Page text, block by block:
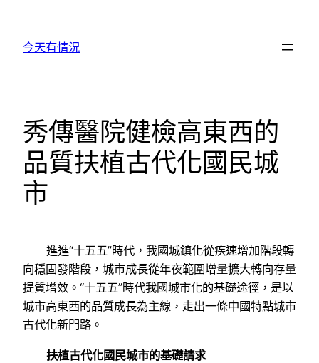
今天有情況
秀傳醫院健檢高東西的
品質扶植古代化國民城
市
進進“十五五”時代，我國城鎮化從疾速增加階段轉
向穩固發階段，城市成長從年夜範圍增量擴大轉向存量
提質增效。“十五五”時代我國城市化的基礎途徑，是以
城市高東西的品質成長為主線，走出一條中國特點城市
古代化新門路。
扶植古代化國民城市的基礎請求